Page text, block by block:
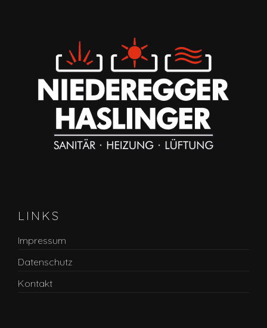
LINKS
Impressum
Datenschutz
Kontakt